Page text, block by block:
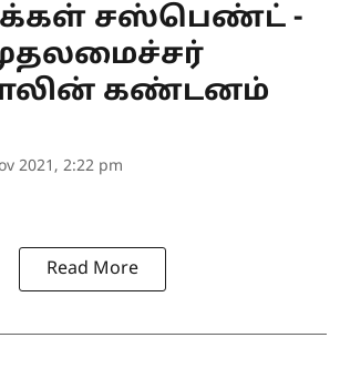
சஸ்பெண்ட் -
கண்டனம்
2021, 2:22 pm
Read More